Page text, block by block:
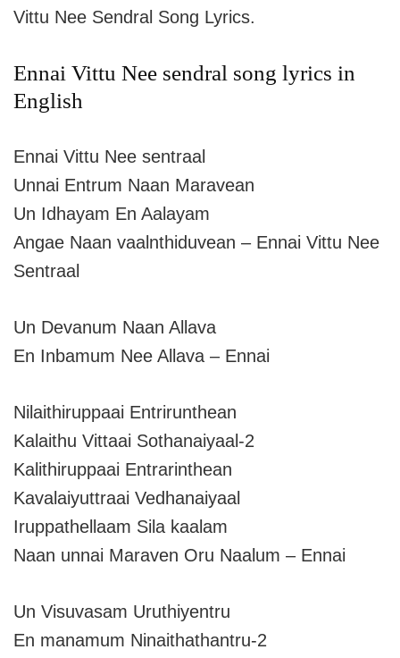
Vittu Nee Sendral Song Lyrics.
Ennai Vittu Nee sendral song lyrics in
English
Ennai Vittu Nee sentraal
Unnai Entrum Naan Maravean
Un Idhayam En Aalayam
Angae Naan vaalnthiduvean – Ennai Vittu Nee
Sentraal
Un Devanum Naan Allava
En Inbamum Nee Allava – Ennai
Nilaithiruppaai Entrirunthean
Kalaithu Vittaai Sothanaiyaal-2
Kalithiruppaai Entrarinthean
Kavalaiyuttraai Vedhanaiyaal
Iruppathellaam Sila kaalam
Naan unnai Maraven Oru Naalum – Ennai
Un Visuvasam Uruthiyentru
En manamum Ninaithathantru-2